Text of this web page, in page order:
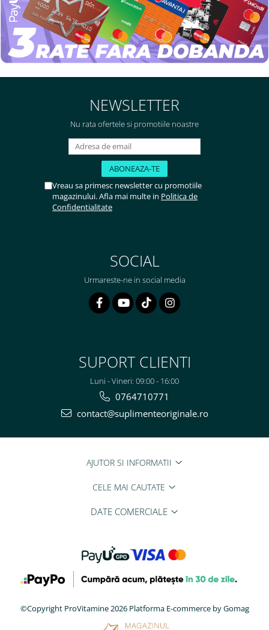
NEWSLETTER
Nu rata ofertele si promotiile noastre
Vreau sa primesc newsletter cu promotiile
magazinului. Afla mai multe in Politica de
Confidentialitate
SOCIAL
Urmareste-ne in social media
SUPORT CLIENTI
Luni - Vineri: 09:00 - 16:00
0764710771
contact@suplimenteoriginale.ro
AJUTOR SI INFORMATII
CELE MAI CAUTATE
DATE COMERCIALE
©Copyright ProVitamine 2026 Platforma E-commerce by Gomag